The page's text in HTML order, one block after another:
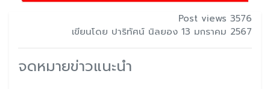
Post views 3576
เขียนโดย ปาริทัศน์ นิลยอง 13 มกราคม 2567
จดหมายข่าวแนะนำ